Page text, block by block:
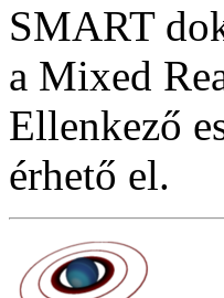
SMART
a Mixed
Ellenkező
érhető el.